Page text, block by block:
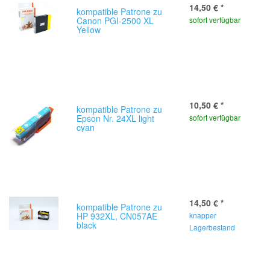
kompatible Patrone zu
Canon PGI-2500 XL
Yellow
14,50 € *
sofort verfügbar
kompatible Patrone zu
Epson Nr. 24XL light
cyan
10,50 € *
sofort verfügbar
kompatible Patrone zu
HP 932XL, CN057AE
black
14,50 € *
knapper
Lagerbestand